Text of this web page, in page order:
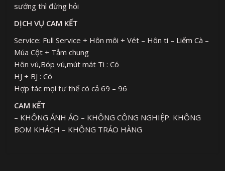
sướng thì đừng hỏi
DỊCH VỤ CAM KẾT
Service: Full Service + Hôn môi + Vét – Hôn ti – Liếm Cà –
Múa Cột + Tắm chung
Hôn vú,Bóp vú,mút mát Ti : Có
HJ + BJ : Có
Hợp tác mọi tư thế có cả 69 – 96
CAM KẾT
– KHÔNG ẢNH ẢO – KHÔNG CÔNG NGHIỆP. KHÔNG
BOM KHÁCH – KHÔNG TRÁO HÀNG